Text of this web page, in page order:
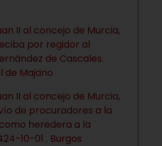
II al concejo de Murcia,
por regidor al
de Cascales.
de Majano
II al concejo de Murcia,
de procuradores a la
heredera a la
10-01 . Burgos